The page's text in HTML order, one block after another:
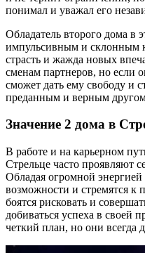
понимал и уважал его
Обладатель второго дома в
импульсивным и склонным
страсть и жажда новых
сменам партнеров, но если
сможет дать ему свободу и
преданным и верным
Значение 2 дома в
В работе и на карьерном
Стрельце часто проявляют
Обладая огромной
возможности и стремятся
боятся рисковать и
добиваться успеха в своей
четкий план, но они всегда